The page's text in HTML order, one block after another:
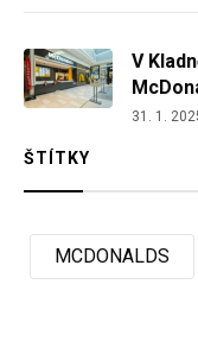
V
31. 1.
ŠTÍTKY
MCDONALDS